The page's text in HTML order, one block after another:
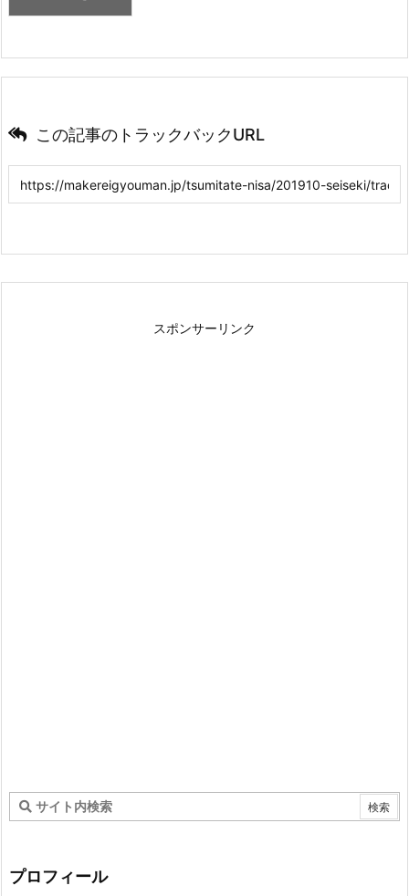
この記事のトラックバックURL
スポンサーリンク
プロフィール